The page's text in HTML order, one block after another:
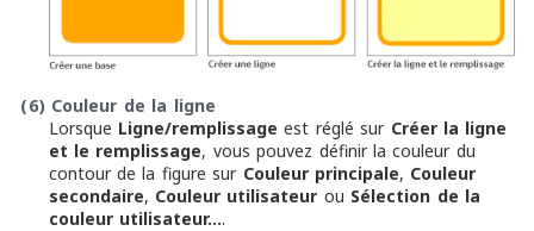
(6) Couleur de la ligne
Lorsque Ligne/remplissage est réglé sur Créer la ligne
et le remplissage, vous pouvez définir la couleur du
contour de la figure sur Couleur principale, Couleur
secondaire, Couleur utilisateur ou Sélection de la
couleur utilisateur….